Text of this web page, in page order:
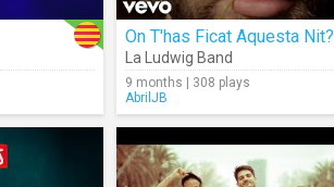
On T'has Ficat Aquesta Nit?
La Ludwig Band
9 months | 308 plays
AbrilJB